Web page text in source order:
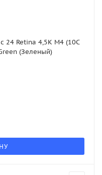
(10C
(Зеленый)